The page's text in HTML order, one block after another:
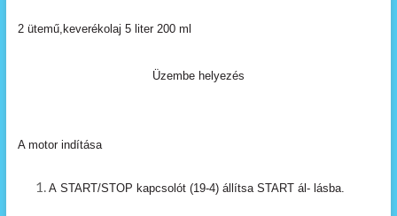
2 ütemű,keverékolaj 5 liter 200 ml
Üzembe helyezés
A motor indítása
A START/STOP kapcsolót (19-4) állítsa START ál- lásba.